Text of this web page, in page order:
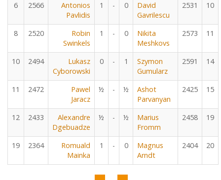
6 2566
Antonios
Pavlidis
1 - 0
David
Gavrilescu
2531 10
8 2520
Robin
Swinkels
1 - 0
Nikita
Meshkovs
2573 11
10 2494
Lukasz
Cyborowski
0 - 1
Szymon
Gumularz
2591 14
11 2472
Pawel
Jaracz
½ - ½
Ashot
Parvanyan
2425 15
12 2433
Alexandre
Dgebuadze
½ - ½
Marius
Fromm
2458 19
19 2364
Romuald
Mainka
1 - 0
Magnus
Arndt
2404 20